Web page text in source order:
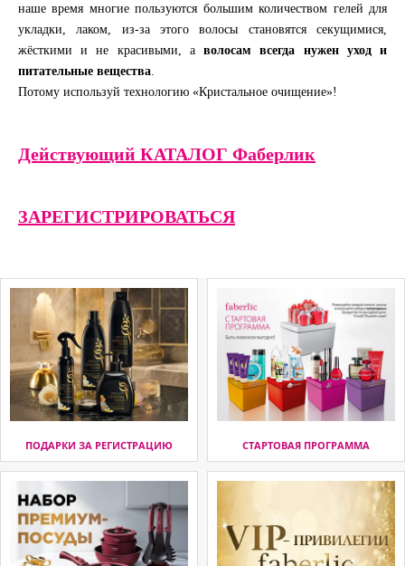
наше время многие пользуются большим количеством гелей для
укладки, лаком, из-за этого волосы становятся секущимися,
жёсткими и не красивыми, аволосам всегда нужен уход и
питательные вещества
Потому используй технологию «Кристальное очищение»!
Действующий КАТАЛОГ Фаберлик
ЗАРЕГИСТРИРОВАТЬСЯ
ПОДАРКИ ЗА РЕГИСТРАЦИЮ СТАРТОВАЯ ПРОГРАММА